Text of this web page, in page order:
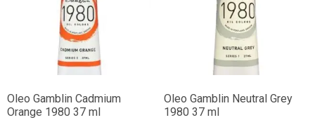
Oleo Gamblin Cadmium
Orange 1980 37 ml
Oleo Gamblin Neutral Grey
1980 37 ml